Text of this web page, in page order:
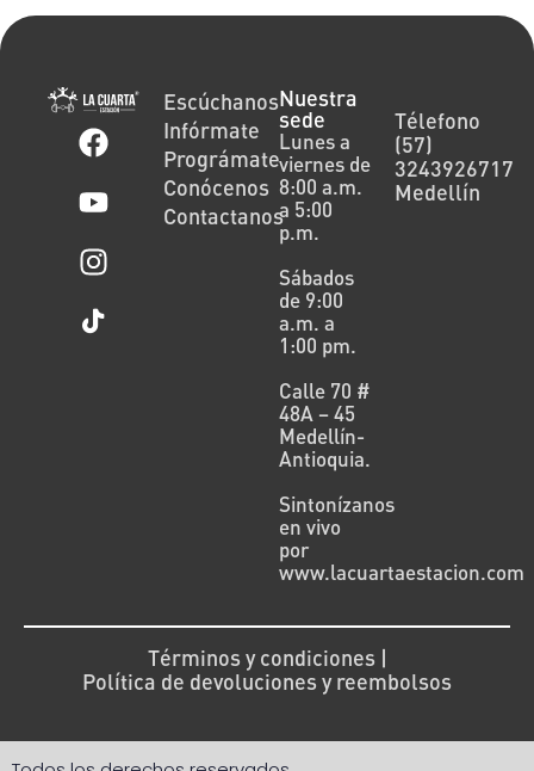
Escúchanos
Infórmate
Prográmate
Conócenos
Contactanos
Nuestra
sede
Lunes a
viernes de
8:00 a.m.
a 5:00
p.m.
Sábados
de 9:00
a.m. a
1:00 pm.
Calle 70 #
48A – 45
Medellín-
Antioquia.
Sintonízanos
en vivo
por
www.lacuartaestacion.com
Télefono
(57)
3243926717
Medellín
Términos y condiciones |
Política de devoluciones y reembolsos